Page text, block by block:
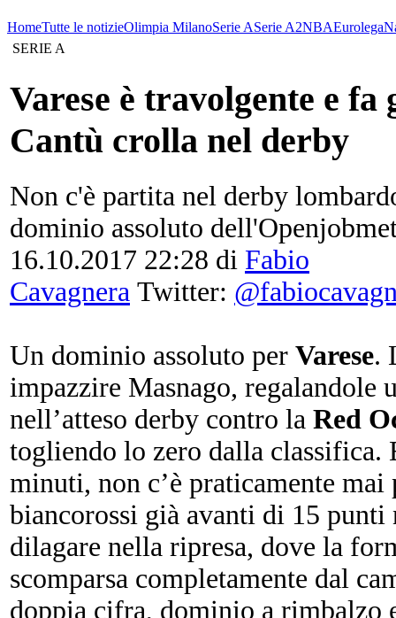
HomeTutte le notizieOlimpia MilanoSerie ASerie A2NBAEurolega
SERIE A
Varese è travolgente e fa
Cantù crolla nel derby
Non c'è partita nel derby
dominio assoluto
16.10.2017 22:28 di Fabio
Cavagnera Twitter:
Un dominio assoluto per Varese.
impazzire Masnago, regalandole
nell’atteso derby contro la Red
togliendo lo zero dalla
minuti, non c’è praticamente
biancorossi già avanti di 15
dilagare nella ripresa, dove la
scomparsa completamente dal
doppia cifra, dominio a rimbalzo